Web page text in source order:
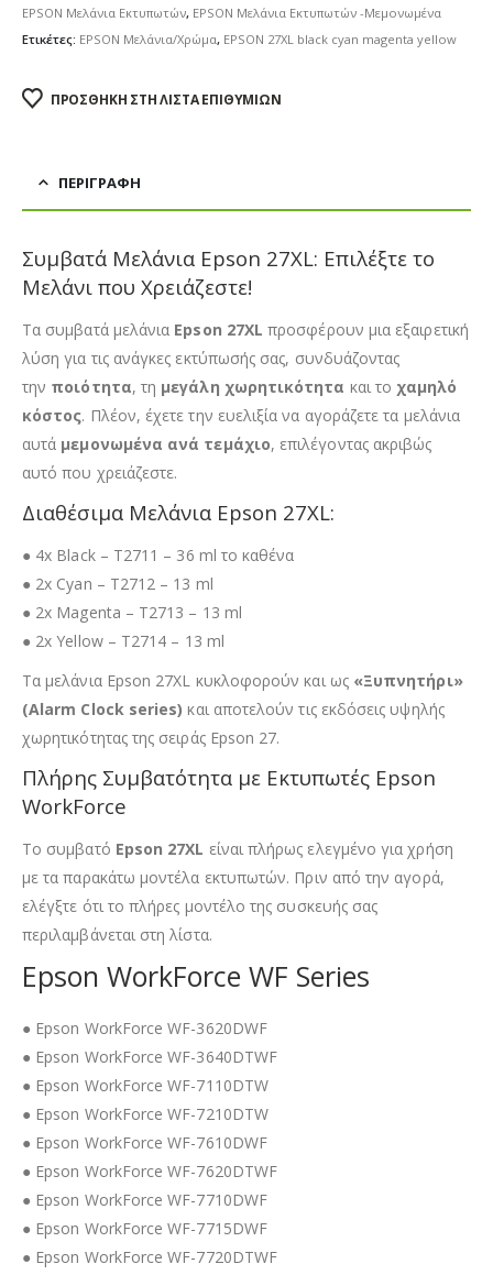
EPSON Μελάνια Εκτυπωτών, EPSON Μελάνια Εκτυπωτών -Μεμονωμένα
Ετικέτες: EPSON Μελάνια/Χρώμα, EPSON 27XL black cyan magenta yellow
ΠΡΟΣΘΉΚΗ ΣΤΗ ΛΊΣΤΑ ΕΠΙΘΥΜΙΏΝ
ΠΕΡΙΓΡΑΦΉ
Συμβατά Μελάνια Epson 27XL: Επιλέξτε το
Μελάνι που Χρειάζεστε!
Τα συμβατά μελάνια Epson 27XL προσφέρουν μια εξαιρετική
λύση για τις ανάγκες εκτύπωσής σας, συνδυάζοντας
την ποιότητα, τη μεγάλη χωρητικότητα και το χαμηλό
κόστος. Πλέον, έχετε την ευελιξία να αγοράζετε τα μελάνια
αυτά μεμονωμένα ανά τεμάχιο, επιλέγοντας ακριβώς
αυτό που χρειάζεστε.
Διαθέσιμα Μελάνια Epson 27XL:
● 4x Black – T2711 – 36 ml το καθένα
● 2x Cyan – T2712 – 13 ml
● 2x Magenta – T2713 – 13 ml
● 2x Yellow – T2714 – 13 ml
Τα μελάνια Epson 27XL κυκλοφορούν και ως «Ξυπνητήρι»
(Alarm Clock series) και αποτελούν τις εκδόσεις υψηλής
χωρητικότητας της σειράς Epson 27.
Πλήρης Συμβατότητα με Εκτυπωτές Epson
WorkForce
Το συμβατό Epson 27XL είναι πλήρως ελεγμένο για χρήση
με τα παρακάτω μοντέλα εκτυπωτών. Πριν από την αγορά,
ελέγξτε ότι το πλήρες μοντέλο της συσκευής σας
περιλαμβάνεται στη λίστα.
Epson WorkForce WF Series
● Epson WorkForce WF-3620DWF
● Epson WorkForce WF-3640DTWF
● Epson WorkForce WF-7110DTW
● Epson WorkForce WF-7210DTW
● Epson WorkForce WF-7610DWF
● Epson WorkForce WF-7620DTWF
● Epson WorkForce WF-7710DWF
● Epson WorkForce WF-7715DWF
● Epson WorkForce WF-7720DTWF